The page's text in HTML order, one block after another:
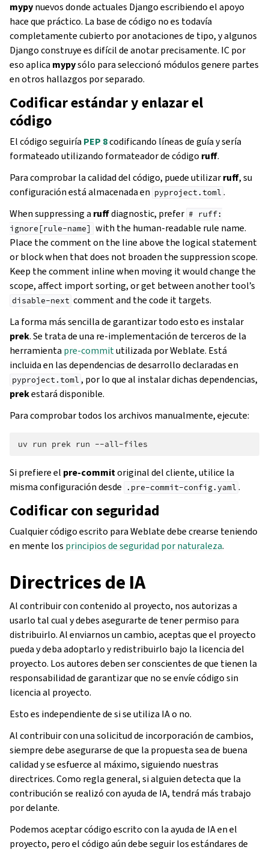
mypynuevos donde actuales Django escribiendo el apoyo
hace que práctico. La base de código no es todavía
completamente cubierto por anotaciones de tipo, y algunos
Django construye es difícil de anotar precisamente. IC por
eso aplica mypysólo para seleccionó módulos genere partes
en otros hallazgos por separado.
Codificar estándar y enlazar el
código
El código seguiría PEP 8codificando líneas de guía y sería
formateado utilizando formateador de código ruff.
Para comprobar la calidad del código, puede utilizarruff, su
configuración está almacenada en pyproject.toml .
When suppressing a ruffdiagnostic, prefer # ruff:
ignore[rule-name] with the human-readable rule name.
Place the comment on the line above the logical statement
or block when that does not broaden the suppression scope.
Keep the comment inline when moving it would change the
scope, affect import sorting, or get between another tool’s
disable-next comment and the code it targets.
La forma más sencilla de garantizar todo esto es instalar
prek. Se trata de una re‐implementación de terceros de la
herramienta pre-commitutilizada por Weblate. Está
incluida en las dependencias de desarrollo declaradas en
pyproject.toml , por lo que al instalar dichas dependencias,
prekestará disponible.
Para comprobar todos los archivos manualmente, ejecute:
uv run prek run
Si prefiere el pre-commitoriginal del cliente, utilice la
misma configuración desde
.pre-commit-config.yaml .
Codificar con seguridad
Cualquier código escrito para Weblate debe crearse teniendo
en mente los principios de seguridad por naturaleza.
Directrices de IA
Al contribuir con contenido al proyecto, nos autorizas a
usarlo tal cual y debes asegurarte de tener permiso para
distribuirlo. Al enviarnos un cambio, aceptas que el proyecto
pueda y deba adoptarlo y redistribuirlo bajo la licencia del
proyecto. Los autores deben ser conscientes de que tienen la
responsabilidad de garantizar que no se envíe código sin
licencia al proyecto.
Esto es independiente de si se utiliza IA o no.
Al contribuir con una solicitud de incorporación de cambios,
siempre debe asegurarse de que la propuesta sea de buena
calidad y se esfuerce al máximo, siguiendo nuestras
directrices. Como regla general, si alguien detecta que la
contribución se realizó con ayuda de IA, tendrá más trabajo
por delante.
Podemos aceptar código escrito con la ayuda de IA en el
proyecto, pero el código aún debe seguir los estándares de